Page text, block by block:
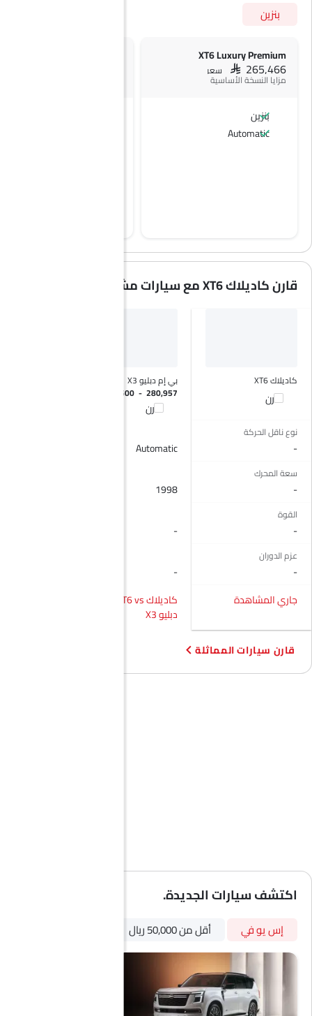
بنزين
XT6 Luxury Premium
SAR 265,466 سعر
مزايا النسخة الأساسية
بنزين
Automatic
قارن كاديلاك XT6 مع سيارات مشابهة
كاديلاك XT6
قارن
بي إم دبليو X3
SAR 264,500 - 280,957
قارن
نوع ناقل الحركة
-
Automatic
سعة المحرك
-
1998
القوة
-
-
عزم الدوران
-
-
جاري المشاهدة
دبليو X3
قارن سيارات المماثلة
اكتشف سيارات الجديدة.
إس يو في أقل من 50,000 ريال